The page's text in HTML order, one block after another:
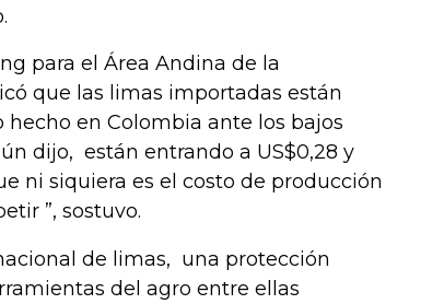
para el Área Andina de la
que las limas importadas están
hecho en Colombia ante los bajos
dijo, están entrando a US$0,28 y
ni siquiera es el costo de producción
”, sostuvo.
de limas, una protección
del agro entre ellas